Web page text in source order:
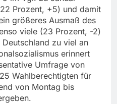
Prozent, +5) und damit
größeres Ausmaß des
viele (23 Prozent, -2)
zu viel an
erinnert
Umfrage von
Wahlberechtigten für
von Montag bis